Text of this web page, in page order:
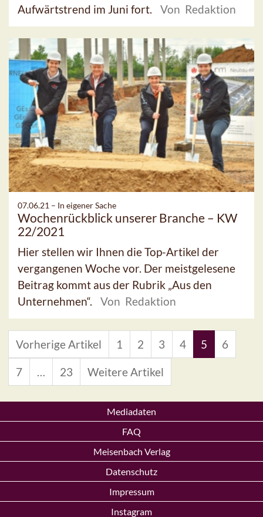
Aufwärtstrend im Juni fort.
Von Redaktion
07.06.21 – In eigener Sache
Wochenrückblick unserer Branche – KW
22/2021
Hier stellen wir Ihnen die Top-Artikel der
vergangenen Woche vor. Der meistgelesene
Beitrag kommt aus der Rubrik „Aus den
Unternehmen“.
Von Redaktion
Vorherige Artikel 1 2 3 4 5 6
7 … 23 Weitere Artikel
Mediadaten
FAQ
Meisenbach Verlag
Datenschutz
Impressum
Instagram